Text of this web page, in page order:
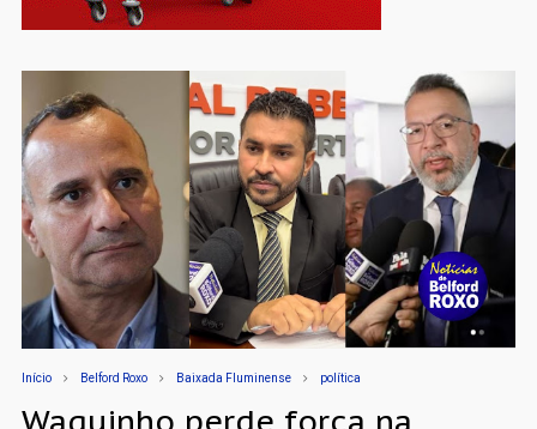
Início Belford Roxo Baixada Fluminense política